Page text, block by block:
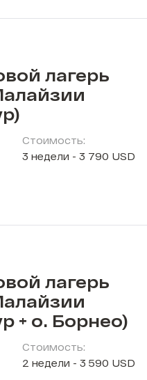
лагерь
Стоимость:
3 недели - 3 790 USD
лагерь
+ о. Борнео)
Стоимость:
2 недели - 3 590 USD